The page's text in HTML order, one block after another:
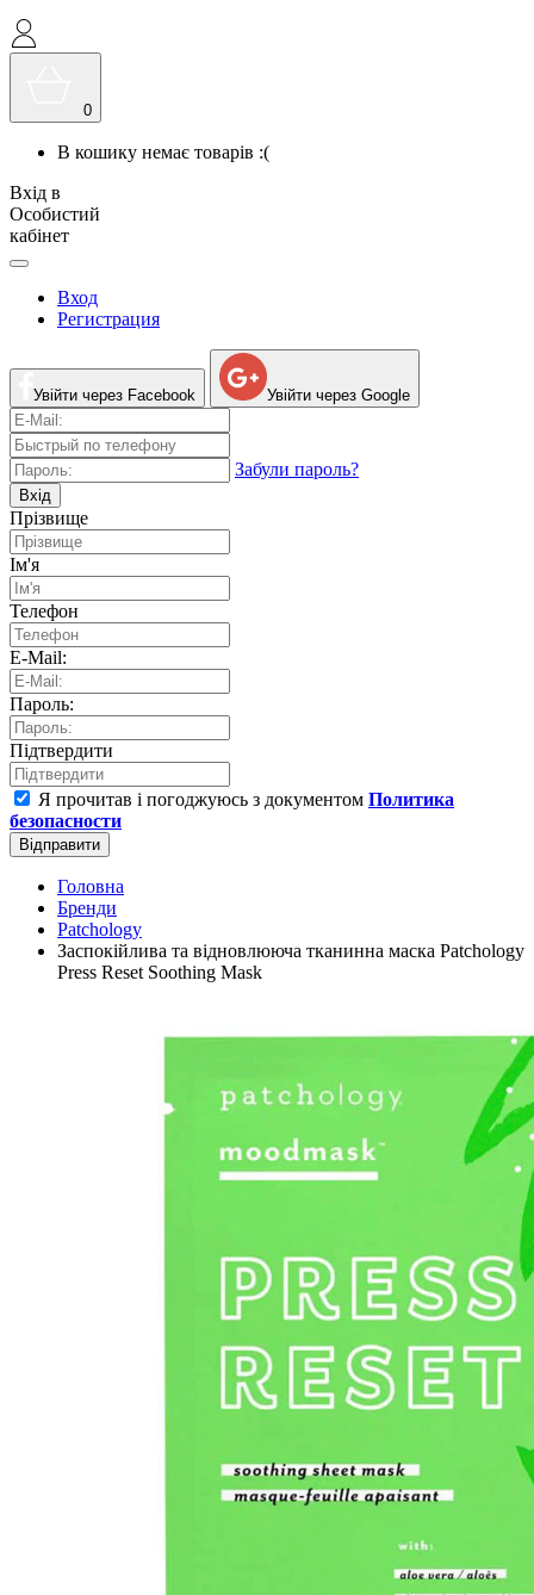
0
В кошику немає товарів :(
Вхід в
Особистий
кабінет
Вход
Регистрация
Увійти через Facebook Увійти через Google
Забули пароль?
Вхід
Прізвище
Ім'я
Телефон
E-Mail:
Пароль:
Підтвердити
Я прочитав і погоджуюсь з документом Политика
безопасности
Відправити
Головна
Бренди
Patchology
Заспокійлива та відновлююча тканинна маска Patchology
Press Reset Soothing Mask